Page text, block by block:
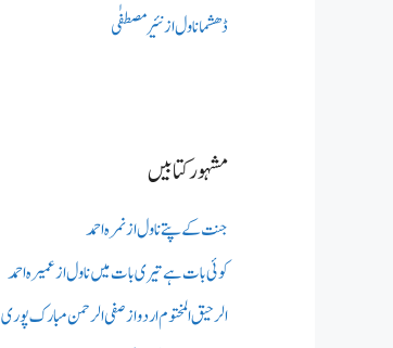
ڈھشما ناول از نئیر مصطفٰی
مشہور کتابیں
جنت کے پتے ناول از نمرہ احمد
کوئی بات ہے تیری بات میں ناول از عمیرہ احمد
الرحیق المختوم اردو از صفی الرحمن مبارک پوری